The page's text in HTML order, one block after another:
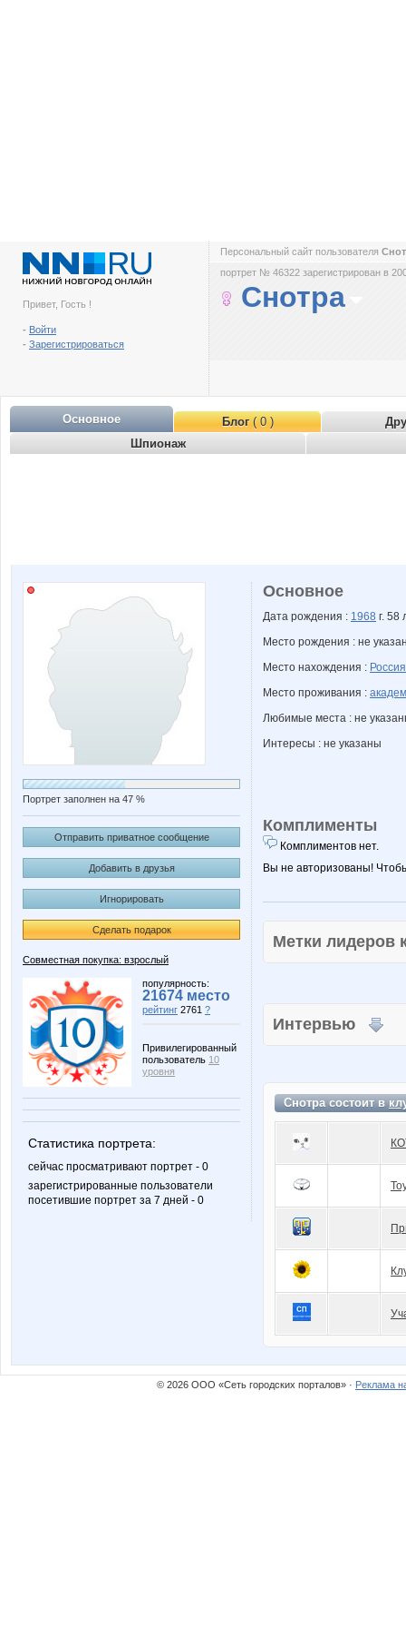
Привет, Гость !
- Войти
- Зарегистрироваться
Персональный сайт пользователя
портрет № 46322 зарегистрирован в
Снотра
Основное Блог( 0 )
Шпионаж
Портрет заполнен на 47 %
Отправить приватное сообщение
Добавить в друзья
Игнорировать
Сделать подарок
Совместная покупка: взрослый
популярность:
21674 место
рейтинг 2761 ?
Привилегированный
пользователь 10
уровня
Статистика портрета:
сейчас просматривают портрет - 0
зарегистрированные пользователи
посетившие портрет за 7 дней - 0
Основное
Дата рождения : 1968 г. 58
Место рождения : не
Место нахождения : Россия
Место проживания :
Любимые места : не
Интересы : не указаны
Комплименты
Комплиментов нет.
Вы не авторизованы!
Метки
Интервью
Снотра состоит в
© 2026 ООО «Сеть городских порталов» · Реклама